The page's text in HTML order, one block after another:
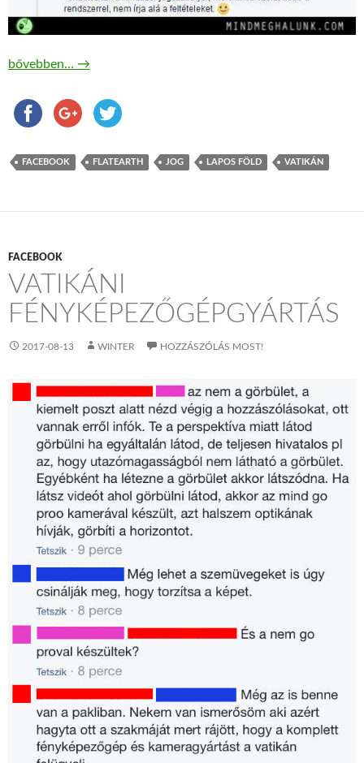
Személyi igazolvány
bővebben… →
FACEBOOK FLATEARTH JOG LAPOS FÖLD VATIKÁN
FACEBOOK
VATIKÁNI
FÉNYKÉPEZŐGÉPGYÁRTÁS
2017-08-13 WINTER HOZZÁSZÓLÁS MOST!